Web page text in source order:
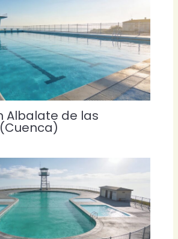
Albalate de las